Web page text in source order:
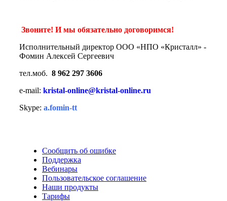
Звоните! И мы обязательно договоримся!
Исполнительный директор ООО «НПО «Кристалл» -
Фомин Алексей Сергеевич
тел.моб. 8 962 297 3606
e-mail: kristal-online@kristal-online.ru
Skype: a.fomin-tt
Сообщить об ошибке
Поддержка
Вебинары
Пользовательское соглашение
Наши продукты
Тарифы